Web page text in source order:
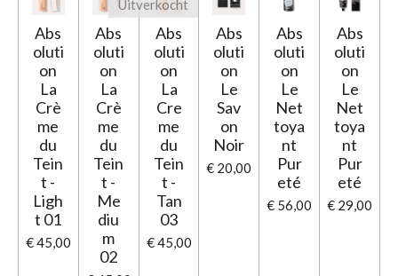
Abs
oluti
on
La
Crè
me
du
Tein
t -
Ligh
t 01
€ 45,00
Abs
oluti
on
La
Crè
me
du
Tein
t -
Me
diu
m
02
Uitverkocht
Abs
oluti
on
La
Cre
me
du
Tein
t -
Tan
03
€ 45,00
Abs
oluti
on
Le
Sav
on
Noir
€ 20,00
Abs
oluti
on
Le
Net
toya
nt
Pur
eté
€ 56,00
Abs
oluti
on
Le
Net
toya
nt
Pur
eté
€ 29,00